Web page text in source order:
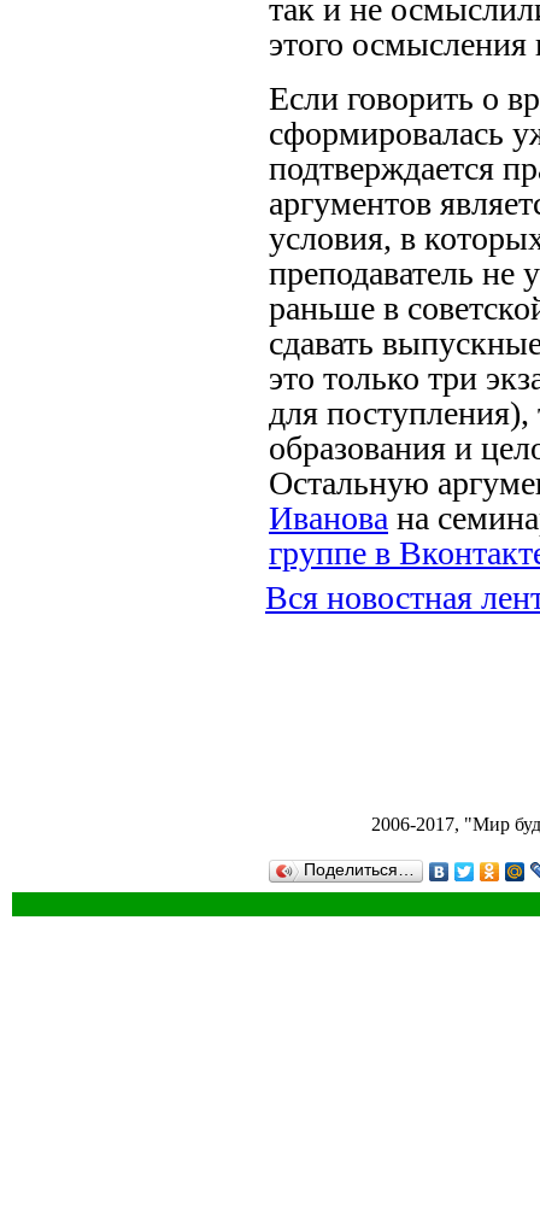
так и не
этого осмысления
Если говорить о
сформировалась
подтверждается
аргументов
условия, в
преподаватель не
раньше в
сдавать
это только три
для поступления),
образования и
Остальную
Иванова на
группе в
Вся новостная
2006-2017, "Мир
Поделиться…